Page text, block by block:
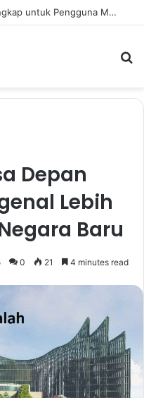
Dutamovie21 Pro: Panduan Lengkap untuk Pengguna Modern
Depan
Lebih
Baru
0 21 4 minutes read